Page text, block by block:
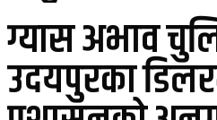
ग्यास अभाव
उदयपुरका